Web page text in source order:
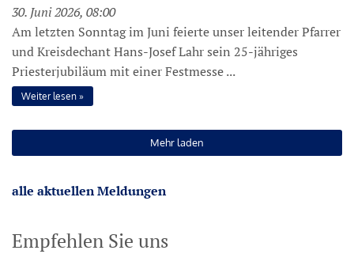
30. Juni 2026, 08:00
Am letzten Sonntag im Juni feierte unser leitender Pfarrer
und Kreisdechant Hans-Josef Lahr sein 25-jähriges
Priesterjubiläum mit einer Festmesse ...
Weiter lesen
Mehr laden
alle aktuellen Meldungen
Empfehlen Sie uns